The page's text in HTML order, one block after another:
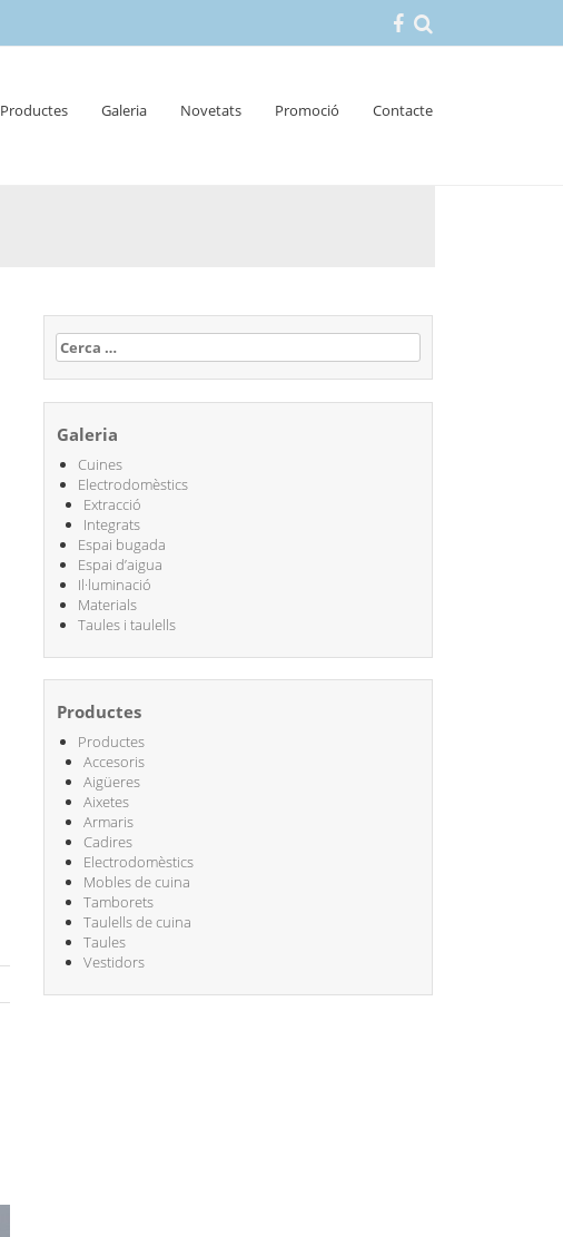
Productes Galeria Novetats Promoció Contacte
Cerca:
Galeria
Cuines
Electrodomèstics
Extracció
Integrats
Espai bugada
Espai d’aigua
Il·luminació
Materials
Taules i taulells
Productes
Productes
Accesoris
Aigüeres
Aixetes
Armaris
Cadires
Electrodomèstics
Mobles de cuina
Tamborets
Taulells de cuina
Taules
Vestidors